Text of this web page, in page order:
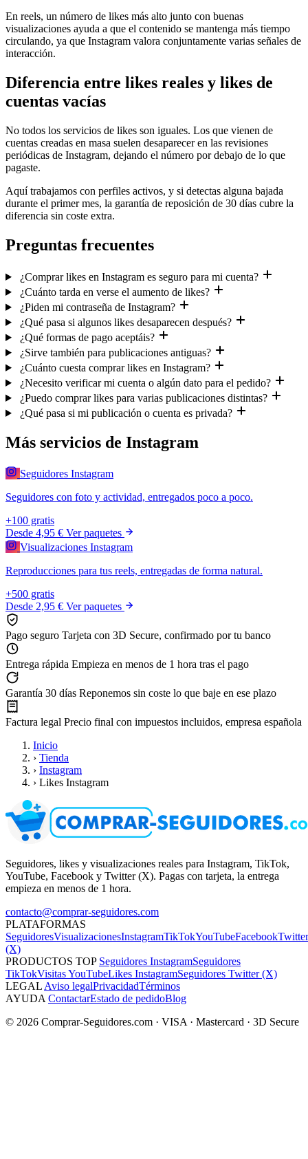
En reels, un número de likes más alto junto con buenas
visualizaciones ayuda a que el contenido se mantenga más tiempo
circulando, ya que Instagram valora conjuntamente varias señales de
interacción.
Diferencia entre likes reales y likes de
cuentas vacías
No todos los servicios de likes son iguales. Los que vienen de
cuentas creadas en masa suelen desaparecer en las revisiones
periódicas de Instagram, dejando el número por debajo de lo que
pagaste.
Aquí trabajamos con perfiles activos, y si detectas alguna bajada
durante el primer mes, la garantía de reposición de 30 días cubre la
diferencia sin coste extra.
Preguntas frecuentes
¿Comprar likes en Instagram es seguro para mi cuenta?
¿Cuánto tarda en verse el aumento de likes?
¿Piden mi contraseña de Instagram?
¿Qué pasa si algunos likes desaparecen después?
¿Qué formas de pago aceptáis?
¿Sirve también para publicaciones antiguas?
¿Cuánto cuesta comprar likes en Instagram?
¿Necesito verificar mi cuenta o algún dato para el pedido?
¿Puedo comprar likes para varias publicaciones distintas?
¿Qué pasa si mi publicación o cuenta es privada?
Más servicios de Instagram
Seguidores Instagram
Seguidores con foto y actividad, entregados poco a poco.
+100 gratis
Desde 4,95 € Ver paquetes
Visualizaciones Instagram
Reproducciones para tus reels, entregadas de forma natural.
+500 gratis
Desde 2,95 € Ver paquetes
Pago seguro Tarjeta con 3D Secure, confirmado por tu banco
Entrega rápida Empieza en menos de 1 hora tras el pago
Garantía 30 días Reponemos sin coste lo que baje en ese plazo
Factura legal Precio final con impuestos incluidos, empresa española
Inicio
› Tienda
› Instagram
› Likes Instagram
Seguidores, likes y visualizaciones reales para Instagram, TikTok,
YouTube, Facebook y Twitter (X). Pagas con tarjeta, la entrega
empieza en menos de 1 hora.
contacto@comprar-seguidores.com
PLATAFORMAS
SeguidoresVisualizacionesInstagramTikTokYouTubeFacebookTwitter
(X)
PRODUCTOS TOP Seguidores InstagramSeguidores
TikTokVisitas YouTubeLikes InstagramSeguidores Twitter (X)
LEGAL Aviso legalPrivacidadTérminos
AYUDA ContactarEstado de pedidoBlog
© 2026 Comprar-Seguidores.com · VISA · Mastercard · 3D Secure